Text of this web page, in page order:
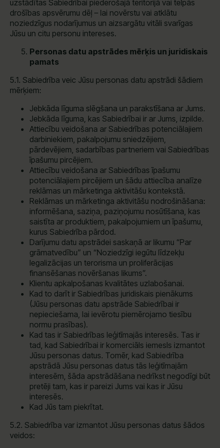
uzstādītas Sabiedrībai piederošajā teritorijā vai telpās
drošības apsvērumu dēļ – lai novērstu vai atklātu
noziedzīgus nodarījumus un aizsargātu vitāli svarīgas
Jūsu un citu personu intereses.
Personas datu apstrādes mērķis un juridiskais
pamats
5.1. Sabiedrība veic Jūsu personas datu apstrādi šādiem
mērķiem:
Jebkāda līguma slēgšana un parakstīšana ar Jums.
Jebkāda līguma, kas Sabiedrībai ir ar Jums, izpilde.
Attiecību veidošana ar Sabiedrības potenciālajiem
darbiniekiem, pakalpojumu sniedzējiem,
pārdevējiem, sadarbības partneriem vai Sabiedrības
īpašumu pircējiem.
Attiecību veidošana ar Sabiedrības īpašumu
potenciālajiem pircējiem un šādu attiecība analīze
reklāmas un mārketinga aktivitāšu kontekstā.
Reklāmas un mārketinga aktivitāšu nodrošināšana:
informēšana, saziņa, paziņojumu nosūtīšana, kas
saistīta ar produktiem, pakalpojumiem un īpašumu,
kurus Sabiedrība pārdod.
Darījumu datu apstrādei saskaņā ar likumu “Par
grāmatvedību” un “Noziedzīgi iegūtu līdzekļu
legalizācijas un terorisma un proliferācijas
finansēšanas novēršanas likums”.
Klientu apkalpošanas kvalitātes uzlabošanai.
Kad to darīt ir Sabiedrības juridiskais pienākums
(Jūsu personas datu apstrāde Sabiedrībai ir
nepieciešama, lai ievērotu piemērojamo tiesību
normu prasības).
Kad tas ir Sabiedrības leģitīmajās interesēs. Tas ir
tad, kad Sabiedrībai ir komerciāls iemesls izmantot
Jūsu personas datus. Tomēr, kad Sabiedrība
apstrādā Jūsu personas datus tās leģitīmajām
interesēm, šāda apstrādāšana nedrīkst negodīgi būt
pretēji tam, kas ir pareizi Jums vai kas ir Jūsu
interesēs.
Kad Jūs tam piekrītat.
5.2. Sabiedrība var izmantot Jūsu personas datus šādos
veidos: